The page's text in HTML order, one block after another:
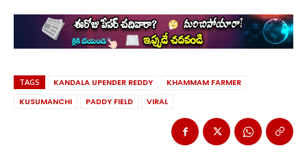
TAGS KANDALA UPENDER REDDY
KHAMMAM FARMER
KUSUMANCHI
PADDY FIELD VIRAL